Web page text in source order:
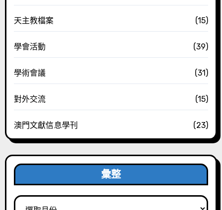
天主教檔案 (15)
學會活動 (39)
學術會議 (31)
對外交流 (15)
澳門文獻信息學刊 (23)
彙整
彙